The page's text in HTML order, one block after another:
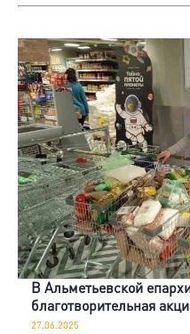
В Альметьевской
благотворительная
27.06.2025